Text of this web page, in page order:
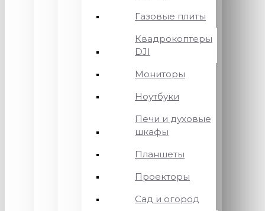
Газовые плиты
Квадрокоптеры
DJI
Мониторы
Ноутбуки
Печи и духовые
шкафы
Планшеты
Проекторы
Сад и огород